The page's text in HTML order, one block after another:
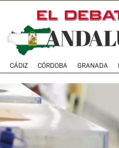
CÁDIZ CÓRDOBA GRANADA